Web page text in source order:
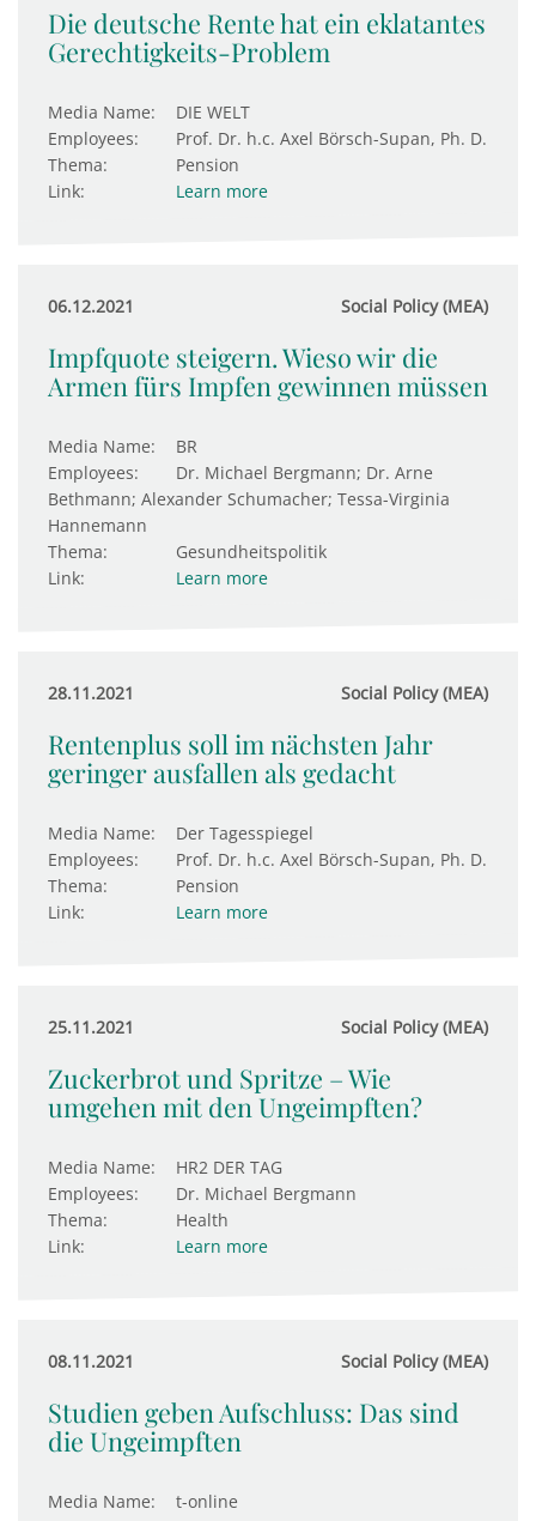
Die deutsche Rente hat ein eklatantes
Gerechtigkeits-Problem
Media Name:
DIE WELT
Employees:
Prof. Dr. h.c. Axel Börsch-Supan, Ph. D.
Thema:
Pension
Link:
Learn more
06.12.2021 Social Policy (MEA)
Impfquote steigern. Wieso wir die
Armen fürs Impfen gewinnen müssen
Media Name:
BR
Employees:
Dr. Michael Bergmann; Dr. Arne
Bethmann; Alexander Schumacher; Tessa-Virginia
Hannemann
Thema:
Gesundheitspolitik
Link:
Learn more
28.11.2021 Social Policy (MEA)
Rentenplus soll im nächsten Jahr
geringer ausfallen als gedacht
Media Name:
Der Tagesspiegel
Employees:
Prof. Dr. h.c. Axel Börsch-Supan, Ph. D.
Thema:
Pension
Link:
Learn more
25.11.2021 Social Policy (MEA)
Zuckerbrot und Spritze – Wie
umgehen mit den Ungeimpften?
Media Name:
HR2 DER TAG
Employees:
Dr. Michael Bergmann
Thema:
Health
Link:
Learn more
08.11.2021 Social Policy (MEA)
Studien geben Aufschluss: Das sind
die Ungeimpften
Media Name:
t-online